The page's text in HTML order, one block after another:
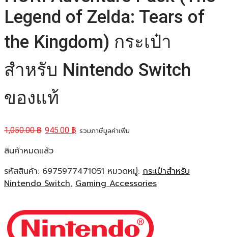
Legend of Zelda: Tears of
the Kingdom) กระเป๋า
สำหรับ Nintendo Switch
ของแท้
1,050.00฿ 945.00 ฿ รวมภาษีมูลค่าเพิ่ม
สินค้าหมดแล้ว
รหัสสินค้า: 6975977471051 หมวดหมู่: กระเป๋าสำหรับ
Nintendo Switch, Gaming Accessories